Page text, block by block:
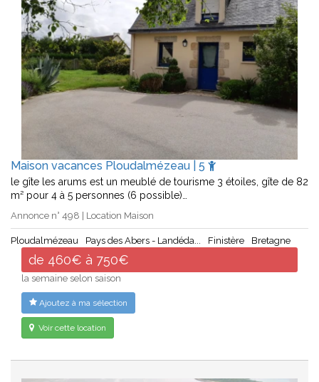
Maison vacances Ploudalmézeau | 5
le gîte les arums est un meublé de tourisme 3 étoiles, gîte de 82
m² pour 4 à 5 personnes (6 possible)…
Annonce n° 498 | Location Maison
Ploudalmézeau Pays des Abers - Landéda... Finistère Bretagne
de 460€ à 750€
la semaine selon saison
Ajoutez à ma sélection
Voir cette location